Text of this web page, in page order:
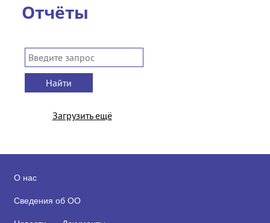
Отчёты
Найти
Загрузить ещё
О нас
Сведения об ОО